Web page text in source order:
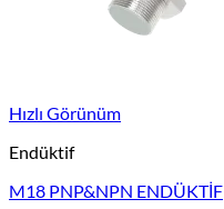
Hızlı Görünüm
Endüktif
M18 PNP&NPN ENDÜKTİF